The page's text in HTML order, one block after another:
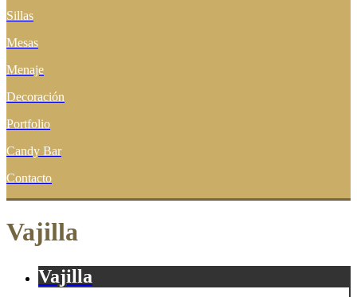
Sillas
Mesas
Menaje
Decoración
Portfolio
Candy Bar
Contacto
Vajilla
Vajilla